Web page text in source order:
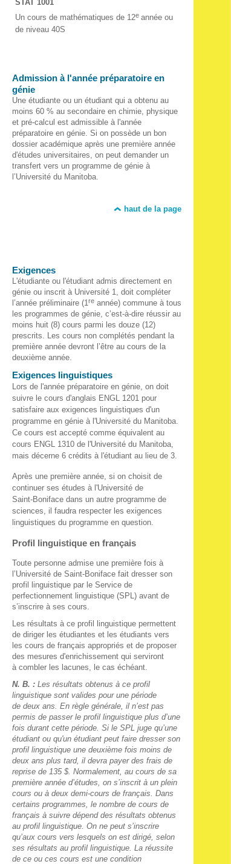
STAT 1001
Un cours de mathématiques de 12e année ou
de niveau 40S
Admission à l'année préparatoire en
génie
Une étudiante ou un étudiant qui a obtenu au
moins 60 % au secondaire en chimie, physique
et pré-calcul est admissible à l'année
préparatoire en génie. Si on possède un bon
dossier académique après une première année
d'études universitaires, on peut demander un
transfert vers un programme de génie à
l’Université du Manitoba.
haut de la page
Exigences
L'étudiante ou l'étudiant admis directement en
génie ou inscrit à Université 1, doit compléter
l’année préliminaire (1re année) commune à tous
les programmes de génie, c’est-à-dire réussir au
moins huit (8) cours parmi les douze (12)
prescrits. Les cours non complétés pendant la
première année devront l’être au cours de la
deuxième année.
Exigences linguistiques
Lors de l'année préparatoire en génie, on doit
suivre le cours d'anglais ENGL 1201 pour
satisfaire aux exigences linguistiques d'un
programme en génie à l'Université du Manitoba.
Ce cours est accepté comme équivalent au
cours ENGL 1310 de l'Université du Manitoba,
mais décerne 6 crédits à l'étudiant au lieu de 3.
Après une première année, si on choisit de
continuer ses études à l'Université de
Saint‑Boniface dans un autre programme de
sciences, il faudra respecter les exigences
linguistiques du programme en question.
Profil linguistique en français
Toute personne admise une première fois à
l’Université de Saint-Boniface fait dresser son
profil linguistique par le Service de
perfectionnement linguistique (SPL) avant de
s’inscrire à ses cours.
Les résultats à ce profil linguistique permettent
de diriger les étudiantes et les étudiants vers
les cours de français appropriés et de proposer
des mesures d'enrichissement qui serviront
à combler les lacunes, le cas échéant.
N. B. : Les résultats obtenus à ce profil
linguistique sont valides pour une période
de deux ans. En règle générale, il n’est pas
permis de passer le profil linguistique plus d’une
fois durant cette période. Si le SPL juge qu’une
étudiant ou qu'un étudiant peut faire dresser son
profil linguistique une deuxième fois moins de
deux ans plus tard, il devra payer des frais de
reprise de 135 $. Normalement, au cours de sa
première année d’études, on s’inscrit à un plein
cours ou à deux demi-cours de français. Dans
certains programmes, le nombre de cours de
français à suivre dépend des résultats obtenus
au profil linguistique. On ne peut s’inscrire
qu’aux cours vers lesquels on est dirigé, selon
ses résultats au profil linguistique. La réussite
de ce ou ces cours est une condition